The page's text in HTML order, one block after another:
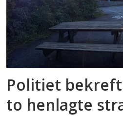
Politiet
to henlagte